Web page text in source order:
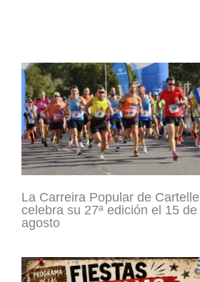
La Carreira Popular de Cartelle
celebra su 27ª edición el 15 de
agosto